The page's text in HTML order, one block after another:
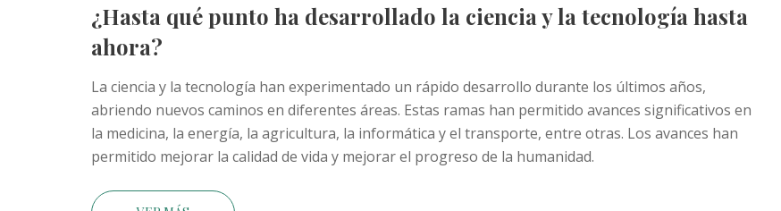
¿Hasta qué punto ha desarrollado la ciencia y la tecnología hasta
ahora?
La ciencia y la tecnología han experimentado un rápido desarrollo durante los últimos años,
abriendo nuevos caminos en diferentes áreas. Estas ramas han permitido avances significativos en
la medicina, la energía, la agricultura, la informática y el transporte, entre otras. Los avances han
permitido mejorar la calidad de vida y mejorar el progreso de la humanidad.